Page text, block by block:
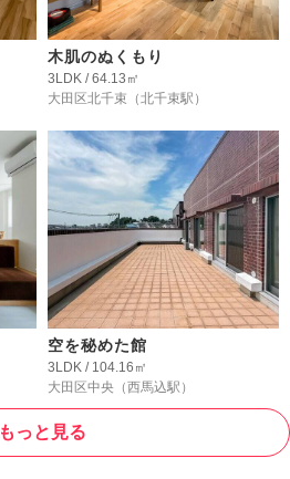
木肌のぬくもり
3LDK / 64.13㎡
大田区北千束 （北千束駅）
空を秘めた館
3LDK / 104.16㎡
大田区中央 （西馬込駅）
もっと見る